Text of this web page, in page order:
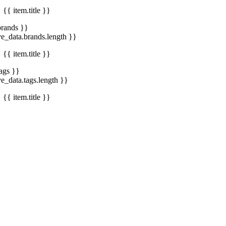
{{ item.title }}
}}
}}
{{ item.title }}
}}
}}
{{ item.title }}